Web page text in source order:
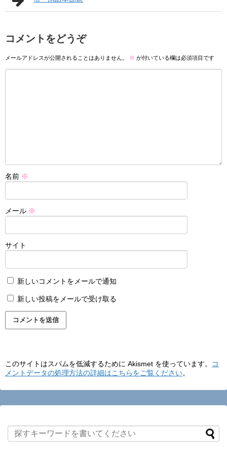
コメントをどうぞ
メールアドレスが公開されることはありません。 ※ が付いている欄は必須項目です
名前 ※
メール ※
サイト
新しいコメントをメールで通知
新しい投稿をメールで受け取る
このサイトはスパムを低減するために Akismet を使っています。
コ
メントデータの処理方法の詳細はこちらをご覧ください。